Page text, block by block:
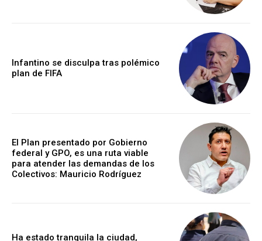
Infantino se disculpa tras polémico
plan de FIFA
El Plan presentado por Gobierno
federal y GPO, es una ruta viable
para atender las demandas de los
Colectivos: Mauricio Rodríguez
Ha estado tranquila la ciudad,